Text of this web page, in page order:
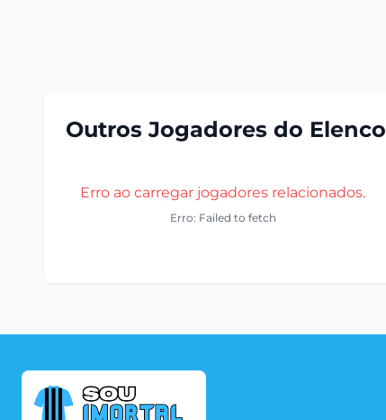
Outros Jogadores do Elenco
Erro ao carregar jogadores relacionados.
Erro: Failed to fetch